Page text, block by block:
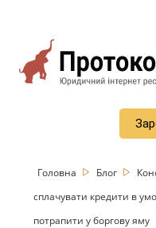
Головна Блог
сплачувати кредити в
потрапити у боргову яму